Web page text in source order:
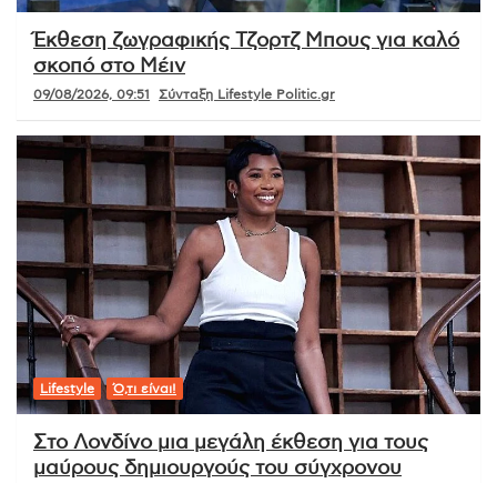
Έκθεση ζωγραφικής Τζορτζ Μπους για καλό
σκοπό στο Μέιν
09/08/2026, 09:51 Σύνταξη Lifestyle Politic.gr
Lifestyle Ό,τι είναι!
Στο Λονδίνο μια μεγάλη έκθεση για τους
μαύρους δημιουργούς του σύγχρονου